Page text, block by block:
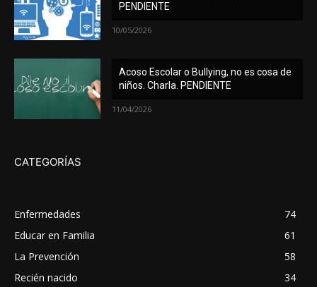
PENDIENTE
10/05/2026
Acoso Escolar o Bullying, no es cosa de
niños. Charla. PENDIENTE
11/04/2026
CATEGORÍAS
Enfermedades
74
Educar en Familia
61
La Prevención
58
Recién nacido
34